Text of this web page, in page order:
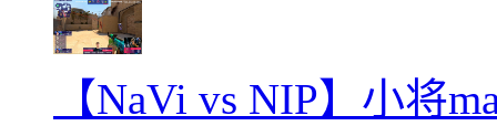
【NaVi vs NIP】小将